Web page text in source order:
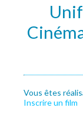
Vous êtes
Inscrire un film